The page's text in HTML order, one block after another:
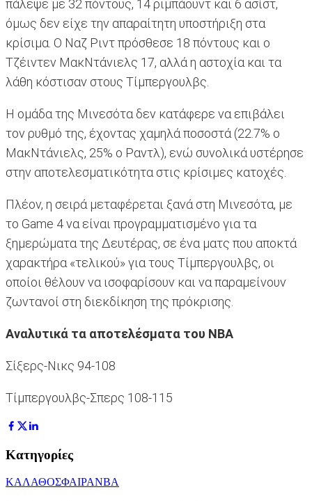
πάλεψε με 32 πόντους, 14 ριμπάουντ και 6 ασίστ,
όμως δεν είχε την απαραίτητη υποστήριξη στα
κρίσιμα. Ο Ναζ Ριντ πρόσθεσε 18 πόντους και ο
Τζέιντεν ΜακΝτάνιελς 17, αλλά η αστοχία και τα
λάθη κόστισαν στους Τίμπεργουλβς.
Η ομάδα της Μινεσότα δεν κατάφερε να επιβάλει
τον ρυθμό της, έχοντας χαμηλά ποσοστά (22.7% ο
ΜακΝτάνιελς, 25% ο Ραντλ), ενώ συνολικά υστέρησε
στην αποτελεσματικότητα στις κρίσιμες κατοχές.
Πλέον, η σειρά μεταφέρεται ξανά στη Μινεσότα, με
το Game 4 να είναι προγραμματισμένο για τα
ξημερώματα της Δευτέρας, σε ένα ματς που αποκτά
χαρακτήρα «τελικού» για τους Τίμπεργουλβς, οι
οποίοι θέλουν να ισοφαρίσουν και να παραμείνουν
ζωντανοί στη διεκδίκηση της πρόκρισης.
Αναλυτικά τα αποτελέσματα του NBA
Σίξερς-Νικς 94-108
Τίμπεργουλβς-Σπερς 108-115
Κατηγορίες
ΚΑΛΑΘΟΣΦΑΙΡΑNBA